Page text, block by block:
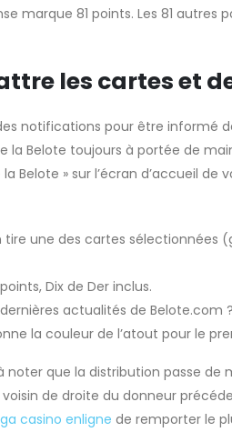
marque 81 points. Les 81 autres
les cartes et
notifications pour être informé
la Belote toujours à portée de
Belote » sur l’écran d’accueil
une des cartes sélectionnées
Dix de Der inclus.
actualités de Belote.com ?
la couleur de l’atout pour le
noter que la distribution passe
de droite du donneur
casino enligne de remporter le